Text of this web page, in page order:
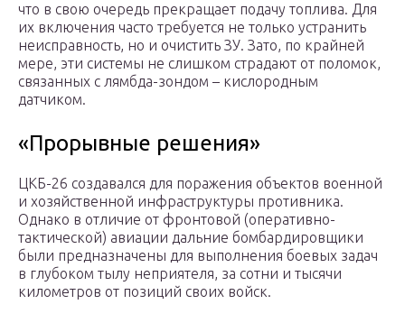
что в свою очередь прекращает подачу топлива. Для
их включения часто требуется не только устранить
неисправность, но и очистить ЗУ. Зато, по крайней
мере, эти системы не слишком страдают от поломок,
связанных с лямбда-зондом – кислородным
датчиком.
«Прорывные решения»
ЦКБ-26 создавался для поражения объектов военной
и хозяйственной инфраструктуры противника.
Однако в отличие от фронтовой (оперативно-
тактической) авиации дальние бомбардировщики
были предназначены для выполнения боевых задач
в глубоком тылу неприятеля, за сотни и тысячи
километров от позиций своих войск.